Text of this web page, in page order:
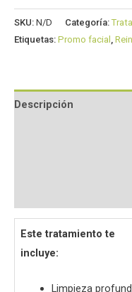
SKU: N/D Categoría:
Etiquetas: Promo facial
Descripción
Este tratamiento te
incluye:
Limpieza